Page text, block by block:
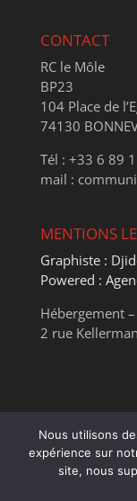
CONTACT
RC le Môle
BP23
104 Place de
74130
Tél : +33 6 89
mail :
MENTIONS
Graphiste :
Powered :
Hébergement
2 rue
Powered by
Nous utilisons
expérience sur
site, nous